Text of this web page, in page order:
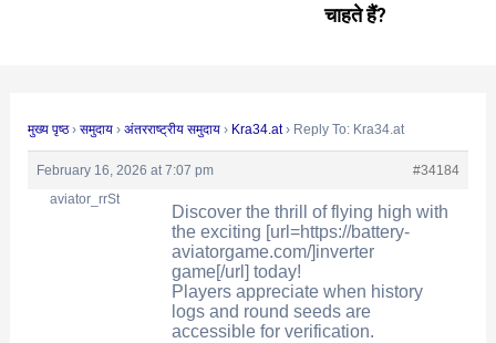
चाहते हैं?
मुख्य पृष्ठ › समुदाय › अंतरराष्ट्रीय समुदाय › Kra34.at › Reply To: Kra34.at
February 16, 2026 at 7:07 pm
#34184
aviator_rrSt
Discover the thrill of flying high with
the exciting [url=https://battery-
aviatorgame.com/]inverter
game[/url] today!
Players appreciate when history
logs and round seeds are
accessible for verification.